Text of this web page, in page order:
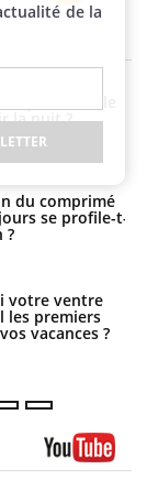
Instagram
la nuit ?
du comprimé
se profile-t-
?
votre ventre
les premiers
vacances ?
le risque de
t-il ?
pourrait-il
propagation du
moins
pourrait
être bénéfique
de la